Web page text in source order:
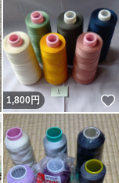
いね！
1,800円